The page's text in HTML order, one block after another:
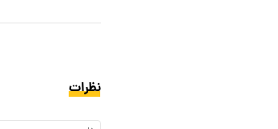
نظرات